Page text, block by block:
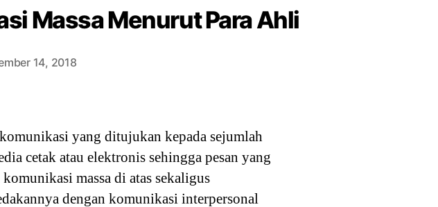
Massa Menurut Para Ahli
14, 2018
yang ditujukan kepada sejumlah
cetak atau elektronis sehingga pesan yang
komunikasi massa di atas sekaligus
dengan komunikasi interpersonal